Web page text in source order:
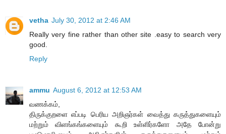
vetha July 30, 2012 at 2:46 AM
Really very fine rather than other site .easy to search very
good.
Reply
ammu August 6, 2012 at 12:53 AM
வணக்கம்,
திருக்குறளை எப்படி பெரிய அறிஞர்கள் வைத்து கருத்துகளையும்
மற்றும் விளங்கங்களையும் கூறி உள்ளிர்களோ அதே போன்று